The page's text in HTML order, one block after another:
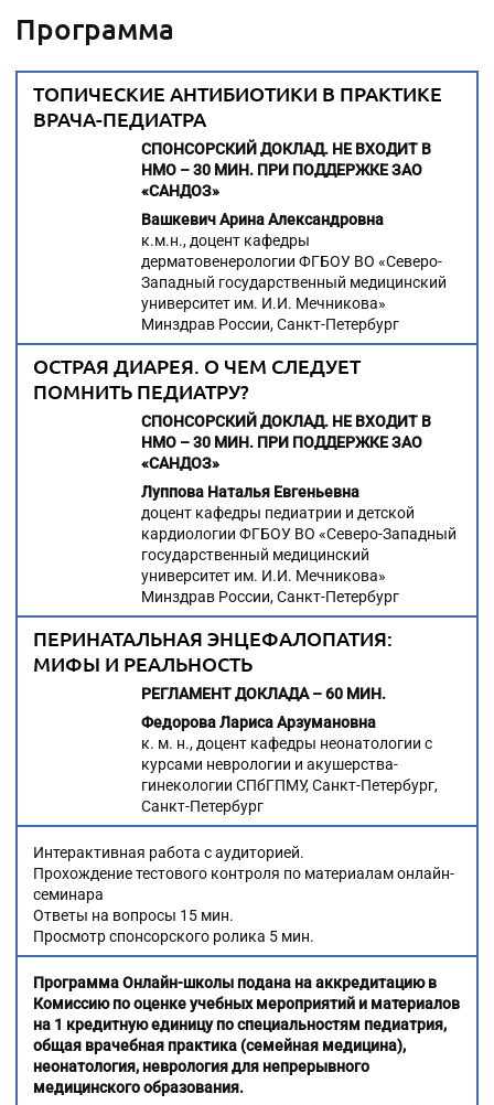
Программа
ТОПИЧЕСКИЕ АНТИБИОТИКИ В ПРАКТИКЕ
ВРАЧА-ПЕДИАТРА
СПОНСОРСКИЙ ДОКЛАД. НЕ ВХОДИТ В
НМО – 30 МИН. ПРИ ПОДДЕРЖКЕ ЗАО
«САНДОЗ»
Вашкевич Арина Александровна
к.м.н., доцент кафедры
дерматовенерологии ФГБОУ ВО «Северо-
Западный государственный медицинский
университет им. И.И. Мечникова»
Минздрав России, Санкт-Петербург
ОСТРАЯ ДИАРЕЯ. О ЧЕМ СЛЕДУЕТ
ПОМНИТЬ ПЕДИАТРУ?
СПОНСОРСКИЙ ДОКЛАД. НЕ ВХОДИТ В
НМО – 30 МИН. ПРИ ПОДДЕРЖКЕ ЗАО
«САНДОЗ»
Луппова Наталья Евгеньевна
доцент кафедры педиатрии и детской
кардиологии ФГБОУ ВО «Северо-Западный
государственный медицинский
университет им. И.И. Мечникова»
Минздрав России, Санкт-Петербург
ПЕРИНАТАЛЬНАЯ ЭНЦЕФАЛОПАТИЯ:
МИФЫ И РЕАЛЬНОСТЬ
РЕГЛАМЕНТ ДОКЛАДА – 60 МИН.
Федорова Лариса Арзумановна
к. м. н., доцент кафедры неонатологии с
курсами неврологии и акушерства-
гинекологии СПбГПМУ, Санкт-Петербург,
Санкт-Петербург
Интерактивная работа с аудиторией.
Прохождение тестового контроля по материалам онлайн-
семинара
Ответы на вопросы 15 мин.
Просмотр спонсорского ролика 5 мин.
Программа Онлайн-школы подана на аккредитацию в
Комиссию по оценке учебных мероприятий и материалов
на 1 кредитную единицу по специальностям педиатрия,
общая врачебная практика (семейная медицина),
неонатология, неврология для непрерывного
медицинского образования.